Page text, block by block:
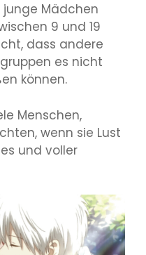
Mädchen
9 und 19
dass andere
es nicht
können.
Menschen,
wenn sie Lust
und voller